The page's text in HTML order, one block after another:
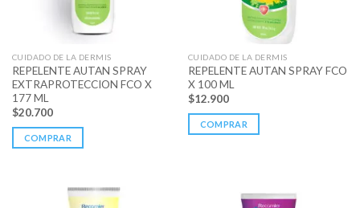
CUIDADO DE LA DERMIS
REPELENTE AUTAN SPRAY
EXTRAPROTECCION FCO X
177 ML
$20.700
COMPRAR
CUIDADO DE LA DERMIS
REPELENTE AUTAN SPRAY FCO
X 100 ML
$12.900
COMPRAR